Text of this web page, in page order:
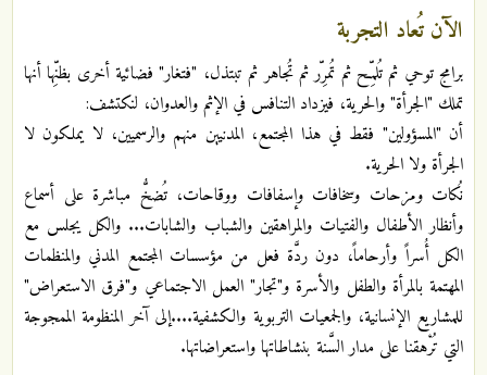
الآن تُعاد التجربة
برامج توحي ثم تُلمِّح ثم تُمرِّر ثم تُجاهر ثم تبتذل، "فتغار" فضائية أخرى بظنِّها أنها
تملك "الجرأة" والحرية، فيزداد التنافس في الإثم والعدوان، لنكتشف:‏
أن "المسؤولين" فقط في هذا المجتمع، المدنيين منهم والرسميين، لا يملكون لا
الجرأة ولا الحرية.‏
نُكات ومزحات وسخافات وإسفافات ووقاحات، تُضخُّ مباشرة على أسماع
وأنظار الأطفال والفتيات والمراهقين والشباب والشابات... والكل يجلس مع
الكل أُسراً وأرحاماً، دون ردَّة فعل من مؤسسات المجتمع المدني والمنظمات
المهتمة بالمرأة والطفل والأسرة و"تجار" العمل الاجتماعي و"فرق الاستعراض"
للمشاريع الإنسانية، والجمعيات التربوية والكشفية....إلى آخر المنظومة الممجوجة
التي تُرْهقنا على مدار السَّنة بنشاطاتها واستعراضاتها.‏